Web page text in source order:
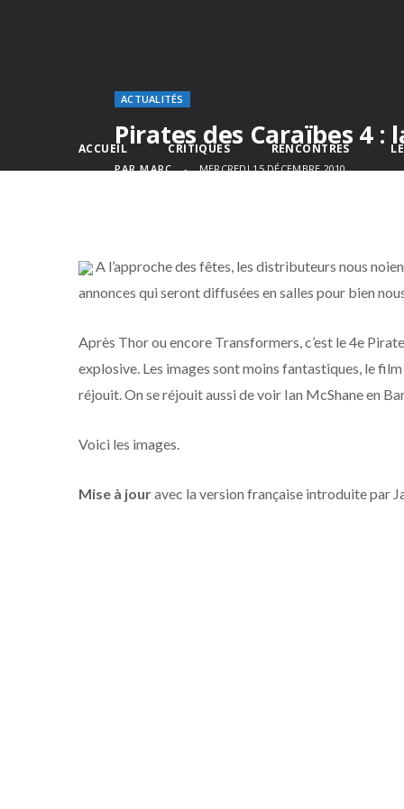
ACCUEIL CRITIQUES RENCONTRES
ACTUALITÉS
Pirates des Caraïbes 4
PAR MARC MERCREDI 15 DÉCEMBRE 2010
A l’approche des fêtes, les distributeurs nous
annonces qui seront diffusées en salles pour bien
Après Thor ou encore Transformers, c’est le 4e
explosive. Les images sont moins fantastiques, le film
réjouit. On se réjouit aussi de voir Ian McShane en
Voici les images.
Mise à jouravec la version française introduite par